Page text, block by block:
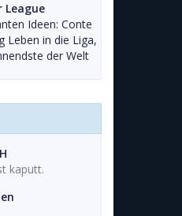
League
Ideen: Conte
Leben in die Liga,
der Welt
kaputt.